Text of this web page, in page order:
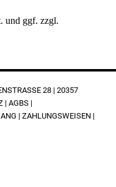
und ggf. zzgl.
28 | 20357 H
|AGBS |
|ZAHLUNGSWEISEN |